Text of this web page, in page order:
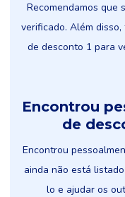
Recomendamos que
verificado. Além
de desconto 1 para
Encontrou
de
Encontrou
ainda não está
lo e ajudar os